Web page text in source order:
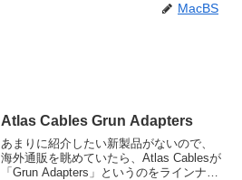
MacBS
Atlas Cables Grun Adapters
あまりに紹介したい新製品がないので、
海外通販を眺めていたら、Atlas Cablesが
「Grun Adapters」というのをラインナッ